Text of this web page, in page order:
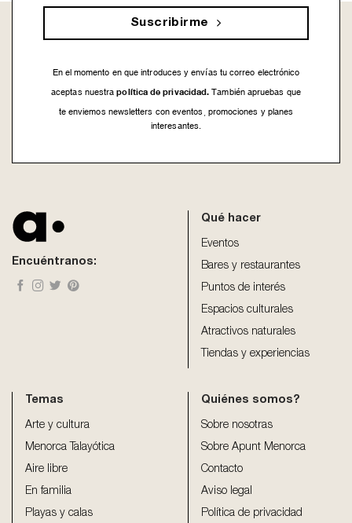
Suscribirme
En el momento en que introduces y envías tu correo electrónico
aceptas nuestra política de privacidad. También apruebas que
te enviemos newsletters con eventos, promociones y planes
interesantes.
left
Encuéntranos:
Qué hacer
Eventos
Bares y restaurantes
Puntos de interés
Espacios culturales
Atractivos naturales
Tiendas y experiencias
Temas
Arte y cultura
Menorca Talayótica
Aire libre
En familia
Playas y calas
Quiénes somos?
Sobre nosotras
Sobre Apunt Menorca
Contacto
Aviso legal
Política de privacidad